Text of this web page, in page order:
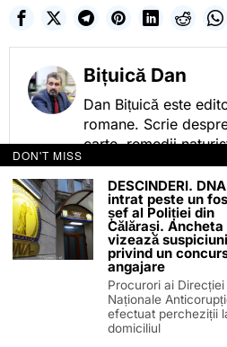
Bițuică Dan
Dan Bițuică este
romane. Scrie
carte, remedii
cotidian politic,
subiectele într-un
spre informare.
Prin activitatea sa
ofere cititorilor
relevant, adaptat
DON'T MISS
DESCINDERI.
intrat peste un
șef al Poliției din
Călărași. Ancheta
vizează suspiciuni
privind un
angajare
Procurori ai Direcției
Naționale
efectuat percheziții
domiciliul